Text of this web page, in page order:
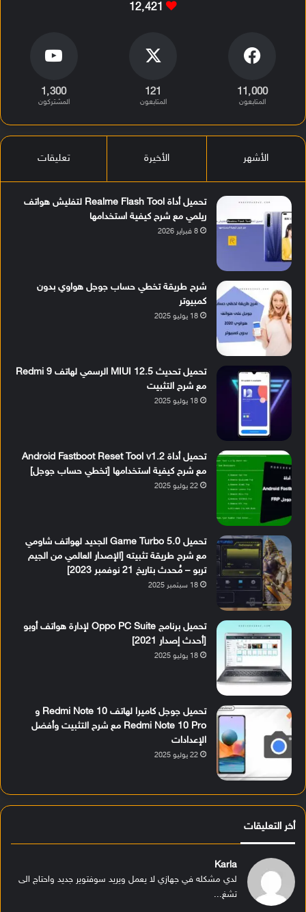
12٬421
11٬000
المتابعون
121
المتابعون
1٬300
المشتركون
الأشهر الأخيرة تعليقات
تحميل أداة Realme Flash Tool لتفليش هواتف
ريلمي مع شرح كيفية استخدامها
8 فبراير 2026
شرح طريقة تخطي حساب جوجل هواوي بدون
كمبيوتر
18 يوليو 2025
تحميل تحديث MIUI 12.5 الرسمي لهاتف Redmi 9
مع شرح التثبيت
18 يوليو 2025
تحميل أداة Android Fastboot Reset Tool v1.2
مع شرح كيفية استخدامها [تخطي حساب جوجل]
22 يوليو 2025
تحميل Game Turbo 5.0 الجديد لهواتف شاومي
مع شرح طريقة تثبيته [الإصدار العالمي من الجيم
تربو – مُحدث بتاريخ 21 نوفمبر 2023]
18 سبتمبر 2025
تحميل برنامج Oppo PC Suite لإدارة هواتف أوبو
[أحدث إصدار 2021]
18 يوليو 2025
تحميل جوجل كاميرا لهاتف Redmi Note 10 و
Redmi Note 10 Pro مع شرح التثبيت وأفضل
الإعدادات
22 يوليو 2025
أخر التعليقات
Karla
لدي مشكله في جهازي لا يعمل ويريد سوفتوير جديد واحتاج الى
تشغ...